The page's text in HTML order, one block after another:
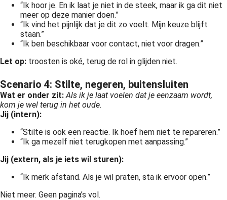
“Ik hoor je. En ik laat je niet in de steek, maar ik ga dit niet
meer op deze manier doen.”
“Ik vind het pijnlijk dat je dit zo voelt. Mijn keuze blijft
staan.”
“Ik ben beschikbaar voor contact, niet voor dragen.”
Let op: troosten is oké, terug de rol in glijden niet.
Scenario 4: Stilte, negeren, buitensluiten
Wat er onder zit: Als ik je laat voelen dat je eenzaam wordt,
kom je wel terug in het oude.
Jij (intern):
“Stilte is ook een reactie. Ik hoef hem niet te repareren.”
“Ik ga mezelf niet terugkopen met aanpassing.”
Jij (extern, als je iets wil sturen):
“Ik merk afstand. Als je wil praten, sta ik ervoor open.”
Niet meer. Geen pagina’s vol.